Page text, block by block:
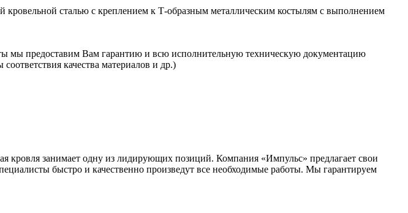
кровельной сталью с креплением к Т-образным металлическим костылям с выполнением
предоставим Вам гарантию и всю исполнительную техническую документацию
качества материалов и др.)
кровля занимает одну из лидирующих позиций. Компания «Импульс» предлагает свои
быстро и качественно произведут все необходимые работы. Мы гарантируем